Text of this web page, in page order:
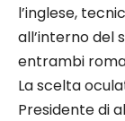
l’inglese,
all’interno del
entrambi
La scelta
Presidente di